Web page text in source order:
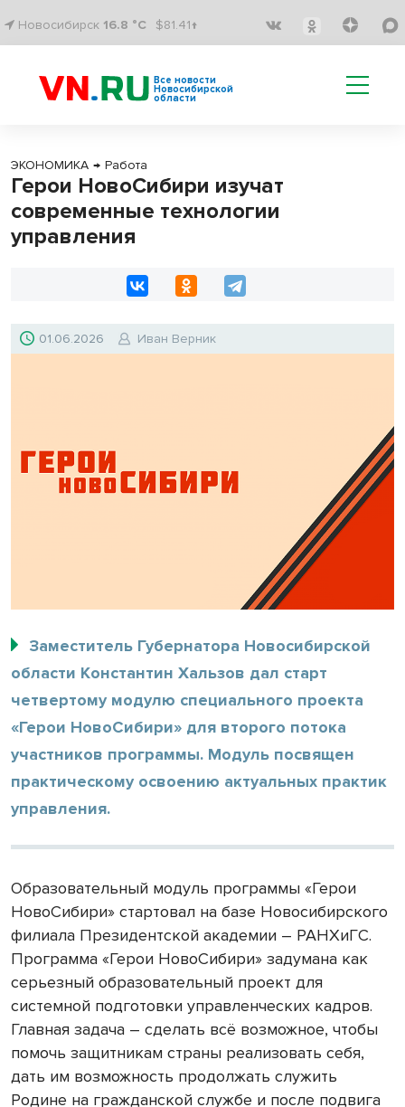
Новосибирск 16.8 °C $81.41↑
Все новости
Новосибирской
области
ЭКОНОМИКА → Работа
Герои НовоСибири изучат
современные технологии
управления
01.06.2026 Иван Верник
Заместитель Губернатора Новосибирской
области Константин Хальзов дал старт
четвертому модулю специального проекта
«Герои НовоСибири» для второго потока
участников программы. Модуль посвящен
практическому освоению актуальных практик
управления.
Образовательный модуль программы «Герои
НовоСибири» стартовал на базе Новосибирского
филиала Президентской академии – РАНХиГС.
Программа «Герои НовоСибири» задумана как
серьезный образовательный проект для
системной подготовки управленческих кадров.
Главная задача – сделать всё возможное, чтобы
помочь защитникам страны реализовать себя,
дать им возможность продолжать служить
Родине на гражданской службе и после подвига